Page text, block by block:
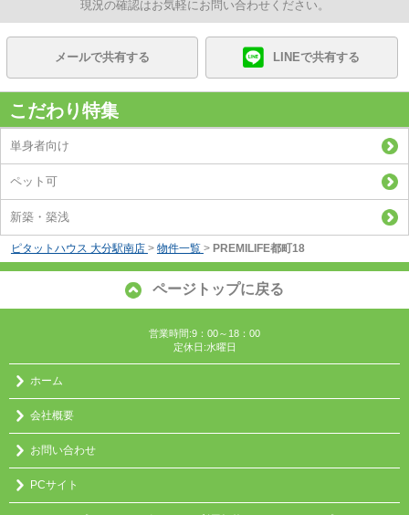
現況の確認はお気軽にお問い合わせください。
メールで共有する LINEで共有する
こだわり特集
単身者向け
ペット可
新築・築浅
ピタットハウス 大分駅南店 > 物件一覧 > PREMILIFE都町18
ページトップに戻る
営業時間:9：00～18：00
定休日:水曜日
ホーム
会社概要
お問い合わせ
PCサイト